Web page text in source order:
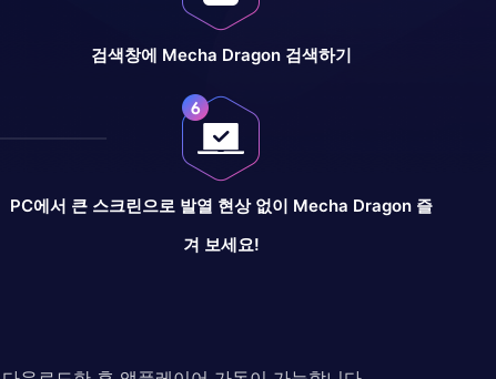
검색창에 Mecha Dragon 검색하기
PC에서 큰 스크린으로 발열 현상 없이 Mecha Dragon 즐
겨 보세요!